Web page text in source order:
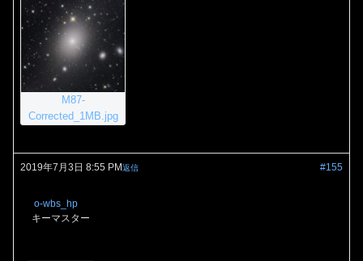
M87-
Corrected_1MB.jpg
2019年7月3日 8:55 PM #155
返信
o-wbs_hp
キーマスター